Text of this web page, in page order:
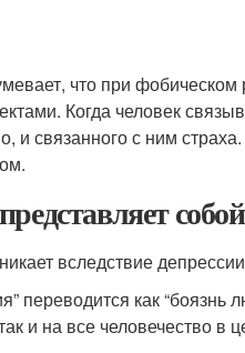
что при
Когда человек
и связанного с ним
вследствие
переводится как “боязнь
и на все человечество в